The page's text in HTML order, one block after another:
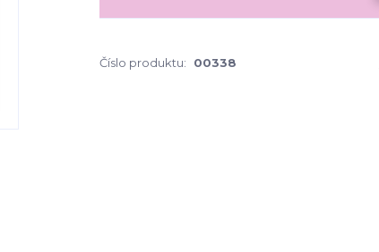
Číslo produktu: 00338